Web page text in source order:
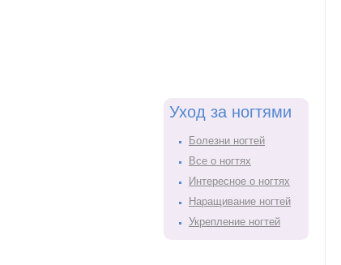
Уход за ногтями
Болезни ногтей
Все о ногтях
Интересное о ногтях
Наращивание ногтей
Укрепление ногтей